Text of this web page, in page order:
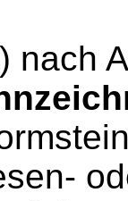
nach